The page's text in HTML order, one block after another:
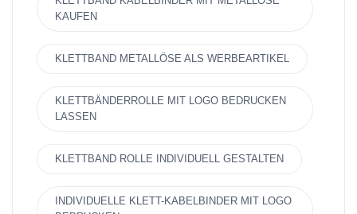
KAUFEN
KLETTBAND METALLÖSE ALS WERBEARTIKEL
KLETTBÄNDERROLLE MIT LOGO BEDRUCKEN
LASSEN
KLETTBAND ROLLE INDIVIDUELL GESTALTEN
INDIVIDUELLE KLETT-KABELBINDER MIT LOGO